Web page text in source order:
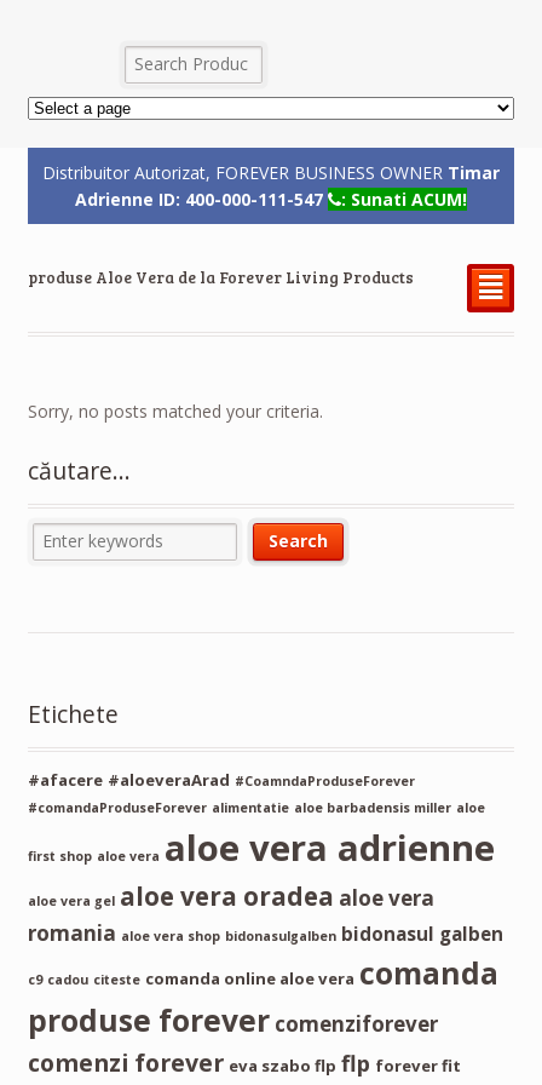
Distribuitor Autorizat, FOREVER BUSINESS OWNER Timar
Adrienne ID: 400-000-111-547
: Sunati ACUM!
produse Aloe Vera de la Forever Living Products ²
Sorry, no posts matched your criteria.
căutare…
Etichete
#afacere #aloeveraArad #CoamndaProduseForever
#comandaProduseForever alimentatie aloe barbadensis miller aloe
first shop aloe vera aloe vera adrienne
aloe vera gel aloe vera oradea aloe vera
romania aloe vera shop bidonasulgalben bidonasul galben
c9 cadou citeste comanda online aloe vera comanda
produse forever comenziforever
comenzi forever eva szabo flp flp forever fit